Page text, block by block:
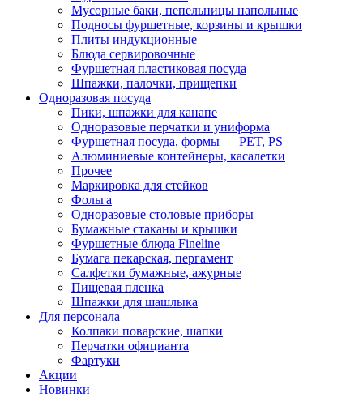
Мусорные баки, пепельницы напольные
Подносы фуршетные, корзины и крышки
Плиты индукционные
Блюда сервировочные
Фуршетная пластиковая посуда
Шпажки, палочки, прищепки
Одноразовая посуда
Пики, шпажки для канапе
Одноразовые перчатки и униформа
Фуршетная посуда, формы — PET, PS
Алюминиевые контейнеры, касалетки
Прочее
Маркировка для стейков
Фольга
Одноразовые столовые приборы
Бумажные стаканы и крышки
Фуршетные блюда Fineline
Бумага пекарская, пергамент
Салфетки бумажные, ажурные
Пищевая пленка
Шпажки для шашлыка
Для персонала
Колпаки поварские, шапки
Перчатки официанта
Фартуки
Акции
Новинки